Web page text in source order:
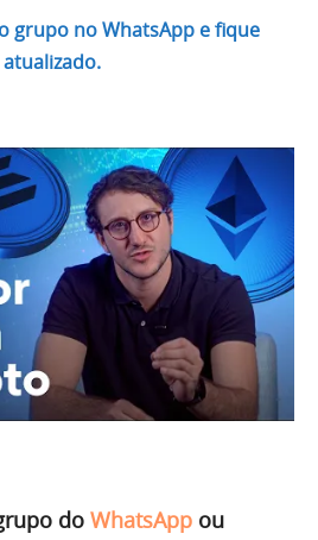
grupo no WhatsApp e fique
atualizado.
do WhatsApp ou